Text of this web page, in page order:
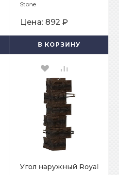
Stone
Цена: 892 ₽
В КОРЗИНУ
Угол наружный Royal